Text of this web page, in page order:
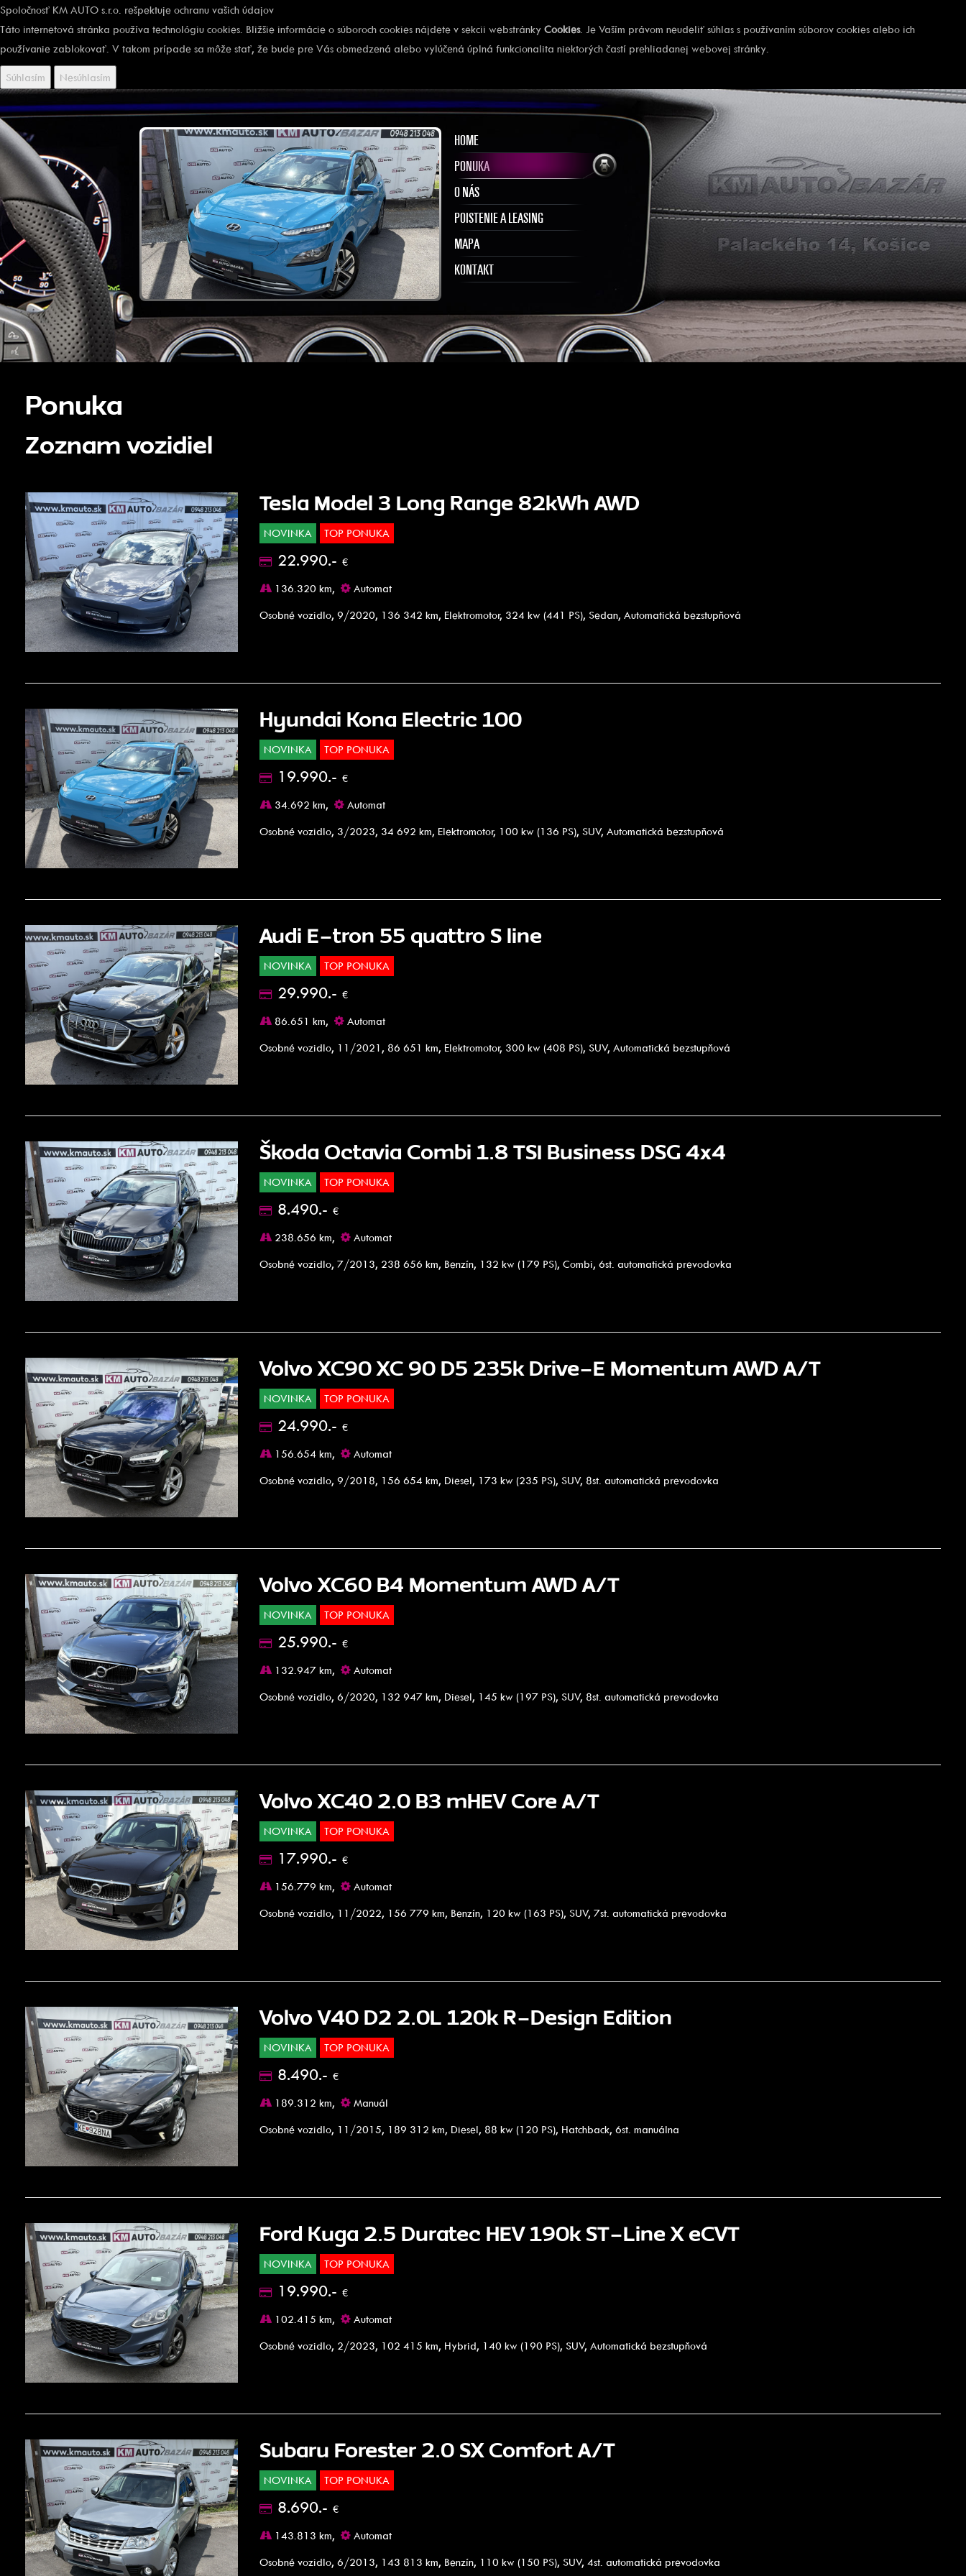
Spoločnosť KM AUTO s.r.o. rešpektuje ochranu vašich údajov
Táto internetová stránka používa technológiu cookies. Bližšie informácie o súboroch cookies nájdete v sekcii webstránky Cookies. Je Vaším právom neudeliť súhlas s používaním súborov cookies alebo ich
používanie zablokovať. V takom prípade sa môže stať, že bude pre Vás obmedzená alebo vylúčená úplná funkcionalita niektorých častí prehliadanej webovej stránky.
Súhlasím Nesúhlasím
HOME
PONUKA
O NÁS
POISTENIE A LEASING
MAPA
KONTAKT
Ponuka
Zoznam vozidiel
Tesla Model 3 Long Range 82kWh AWD
NOVINKA TOP PONUKA
22.990.- €
136.320 km,
Automat
Osobné vozidlo, 9/2020, 136 342 km, Elektromotor, 324 kw (441 PS), Sedan, Automatická bezstupňová
Hyundai Kona Electric 100
NOVINKA TOP PONUKA
19.990.- €
34.692 km,
Automat
Osobné vozidlo, 3/2023, 34 692 km, Elektromotor, 100 kw (136 PS), SUV, Automatická bezstupňová
Audi E-tron 55 quattro S line
NOVINKA TOP PONUKA
29.990.- €
86.651 km,
Automat
Osobné vozidlo, 11/2021, 86 651 km, Elektromotor, 300 kw (408 PS), SUV, Automatická bezstupňová
Škoda Octavia Combi 1.8 TSI Business DSG 4x4
NOVINKA TOP PONUKA
8.490.- €
238.656 km,
Automat
Osobné vozidlo, 7/2013, 238 656 km, Benzín, 132 kw (179 PS), Combi, 6st. automatická prevodovka
Volvo XC90 XC 90 D5 235k Drive-E Momentum AWD A/T
NOVINKA TOP PONUKA
24.990.- €
156.654 km,
Automat
Osobné vozidlo, 9/2018, 156 654 km, Diesel, 173 kw (235 PS), SUV, 8st. automatická prevodovka
Volvo XC60 B4 Momentum AWD A/T
NOVINKA TOP PONUKA
25.990.- €
132.947 km,
Automat
Osobné vozidlo, 6/2020, 132 947 km, Diesel, 145 kw (197 PS), SUV, 8st. automatická prevodovka
Volvo XC40 2.0 B3 mHEV Core A/T
NOVINKA TOP PONUKA
17.990.- €
156.779 km,
Automat
Osobné vozidlo, 11/2022, 156 779 km, Benzín, 120 kw (163 PS), SUV, 7st. automatická prevodovka
Volvo V40 D2 2.0L 120k R-Design Edition
NOVINKA TOP PONUKA
8.490.- €
189.312 km,
Manuál
Osobné vozidlo, 11/2015, 189 312 km, Diesel, 88 kw (120 PS), Hatchback, 6st. manuálna
Ford Kuga 2.5 Duratec HEV 190k ST-Line X eCVT
NOVINKA TOP PONUKA
19.990.- €
102.415 km,
Automat
Osobné vozidlo, 2/2023, 102 415 km, Hybrid, 140 kw (190 PS), SUV, Automatická bezstupňová
Subaru Forester 2.0 SX Comfort A/T
NOVINKA TOP PONUKA
8.690.- €
143.813 km,
Automat
Osobné vozidlo, 6/2013, 143 813 km, Benzín, 110 kw (150 PS), SUV, 4st. automatická prevodovka